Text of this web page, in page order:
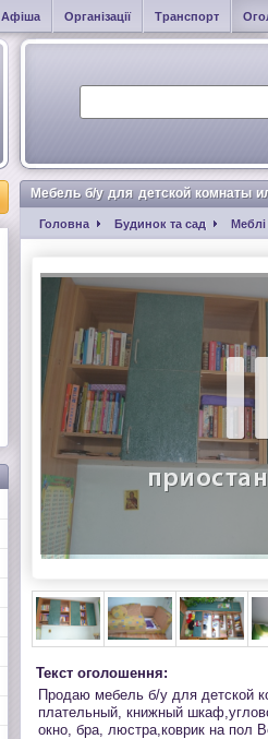
Афіша Організації Транспорт
Мебель б/у для детской комнаты
Головна Будинок та сад Меблі
Текст оголошення:
Продаю мебель б/у для детской
плательный, книжный
окно, бра, люстра,коврик на пол